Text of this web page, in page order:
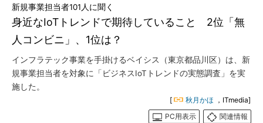
身近なIoTトレンドで期待していること 2位「無
人コンビニ」、1位は？
新規事業担当者101人に聞く
インフラテック事業を手掛けるベイシス（東京都品川区）は、新
規事業担当者を対象に「ビジネスIoTトレンドの実態調査」を実
施した。
[ 秋月かほ ，ITmedia]
PC用表示
関連情報